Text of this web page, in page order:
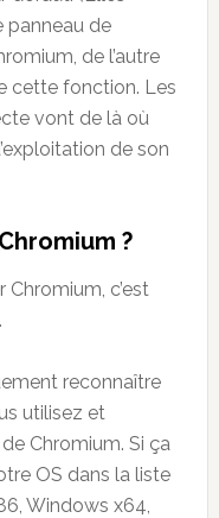
panneau de
de l’autre
cette fonction. Les
vont de là où
de son
?
c’est
reconnaître
utilisez et
Chromium. Si ça
OS dans la liste
Windows x64,